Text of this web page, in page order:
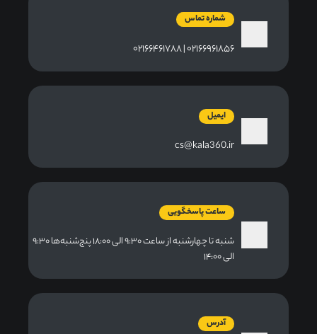
شماره تماس
۰۲۱۶۶۹۶۱۸۵۶ | ۰۲۱۶۶۴۶۱۷۸۸
ایمیل
cs@kala360.ir
ساعت پاسخگویی
شنبه تا چهارشنبه از ساعت ۹:۳۰ الی ۱۸:۰۰ پنج‌شنبه‌ها ۹:۳۰
الی ۱۴:۰۰
آدرس